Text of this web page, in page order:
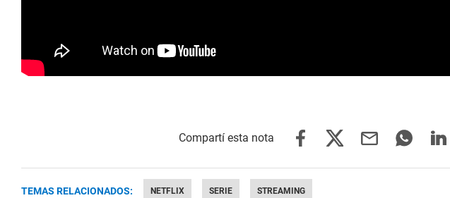
TEMAS RELACIONADOS: NETFLIX SERIE STREAMING